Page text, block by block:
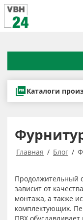
Каталоги
Главная Блог
Продолжительный
зависит от
монтажа, а также
комплектующих.
ПВХ